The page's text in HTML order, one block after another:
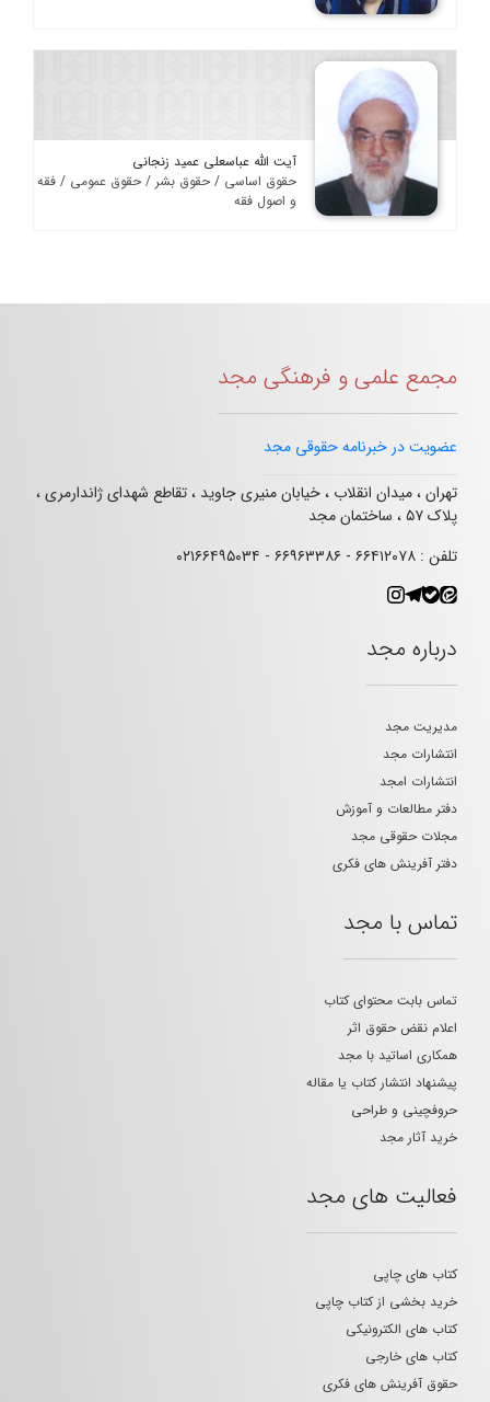
آیت الله عباسعلی عمید زنجانی
حقوق اساسی / حقوق بشر / حقوق عمومی / فقه
و اصول فقه
مجمع علمی و فرهنگی مجد
عضویت در خبرنامه حقوقی مجد
تهران ، میدان انقلاب ، خیابان منیری جاوید ، تقاطع شهدای ژاندارمری ،
پلاک ۵۷ ، ساختمان مجد
تلفن : ۶۶۴۱۲۰۷۸ - ۶۶۹۶۳۳۸۶ - ۰۲۱۶۶۴۹۵۰۳۴
درباره مجد
مدیریت مجد
انتشارات مجد
انتشارات امجد
دفتر مطالعات و آموزش
مجلات حقوقی مجد
دفتر آفرینش های فکری
تماس با مجد
تماس بابت محتوای کتاب
اعلام نقض حقوق اثر
همکاری اساتید با مجد
پیشنهاد انتشار کتاب یا مقاله
حروفچینی و طراحی
خرید آثار مجد
فعالیت های مجد
کتاب های چاپی
خرید بخشی از کتاب چاپی
کتاب های الکترونیکی
کتاب های خارجی
حقوق آفرینش های فکری